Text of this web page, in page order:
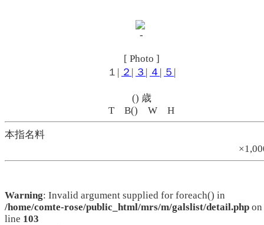
[ Photo ]
１| ２ | ３ | ４ | ５ |
() 歳
T B() W H
本指名料
Warning: Invalid argument supplied for foreach() in
/home/comte-rose/public_html/mrs/m/galslist/detail.php on
line 103